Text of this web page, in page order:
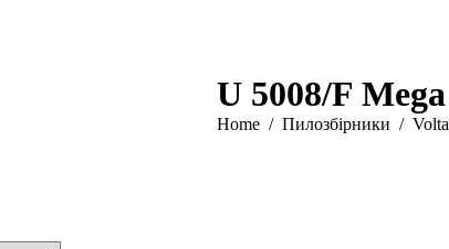
U 5008/F Mega
You are here:
Home Пилозбірники Volta